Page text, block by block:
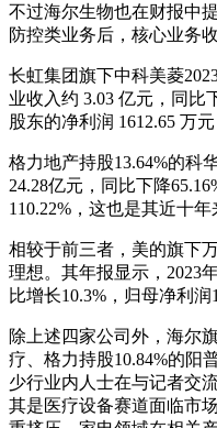
不过海尔生物也在财报中
防控类业务后，核心业务
长虹集团旗下中科美菱
业收入约 3.03 亿元，同比
股东的净利润 1612.65 万元
格力地产持股13.64%的科
24.28亿元，同比下降
110.22%，这也是其近十年
相较于前三者，美的旗下
理想。其年报显示，2023
比增长10.3%，归母净利润
除上述四家公司外，海尔
疗、格力持股10.84%的阳
少行业内人士在与记者交
其是医疗设备赛道面临市